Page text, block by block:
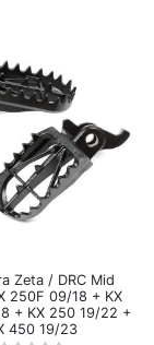
Zeta / DRC Mid
250F 09/18 + KX
+ KX 250 19/22 +
450 19/23